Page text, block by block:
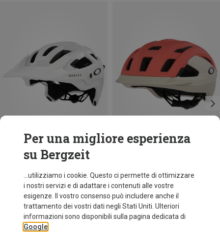
Risparmi 47%
Per una migliore esperienza
su Bergzeit
...utilizziamo i cookie. Questo ci permette di ottimizzare
i nostri servizi e di adattare i contenuti alle vostre
esigenze. Il vostro consenso può includere anche il
trattamento dei vostri dati negli Stati Uniti. Ulteriori
informazioni sono disponibili sulla pagina dedicata di
Google